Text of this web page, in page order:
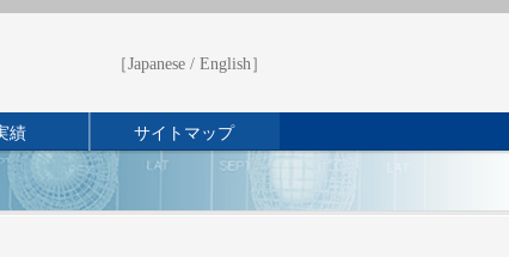
［Japanese / English］
績 サイトマップ